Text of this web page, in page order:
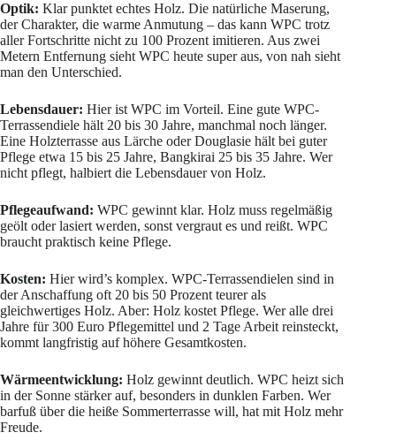
Optik: Klar punktet echtes Holz. Die natürliche Maserung,
der Charakter, die warme Anmutung – das kann WPC trotz
aller Fortschritte nicht zu 100 Prozent imitieren. Aus zwei
Metern Entfernung sieht WPC heute super aus, von nah sieht
man den Unterschied.
Lebensdauer: Hier ist WPC im Vorteil. Eine gute WPC-
Terrassendiele hält 20 bis 30 Jahre, manchmal noch länger.
Eine Holzterrasse aus Lärche oder Douglasie hält bei guter
Pflege etwa 15 bis 25 Jahre, Bangkirai 25 bis 35 Jahre. Wer
nicht pflegt, halbiert die Lebensdauer von Holz.
Pflegeaufwand: WPC gewinnt klar. Holz muss regelmäßig
geölt oder lasiert werden, sonst vergraut es und reißt. WPC
braucht praktisch keine Pflege.
Kosten: Hier wird’s komplex. WPC-Terrassendielen sind in
der Anschaffung oft 20 bis 50 Prozent teurer als
gleichwertiges Holz. Aber: Holz kostet Pflege. Wer alle drei
Jahre für 300 Euro Pflegemittel und 2 Tage Arbeit reinsteckt,
kommt langfristig auf höhere Gesamtkosten.
Wärmeentwicklung: Holz gewinnt deutlich. WPC heizt sich
in der Sonne stärker auf, besonders in dunklen Farben. Wer
barfuß über die heiße Sommerterrasse will, hat mit Holz mehr
Freude.